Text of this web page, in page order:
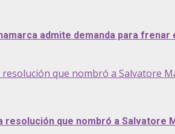
admite demanda para frenar
resolución que nombró a Salvatore
resolución que nombró a Salvatore